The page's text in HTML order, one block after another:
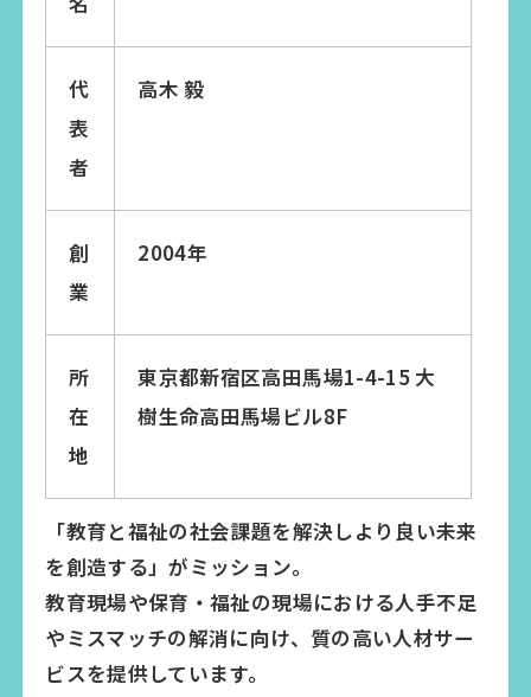
代
表
者
高木 毅
創
業
2004年
所
在
地
東京都新宿区高田馬場1-4-15 大
樹生命高田馬場ビル8F
「教育と福祉の社会課題を解決しより良い未来
を創造する」がミッション。
教育現場や保育・福祉の現場における人手不足
やミスマッチの解消に向け、質の高い人材サー
ビスを提供しています。